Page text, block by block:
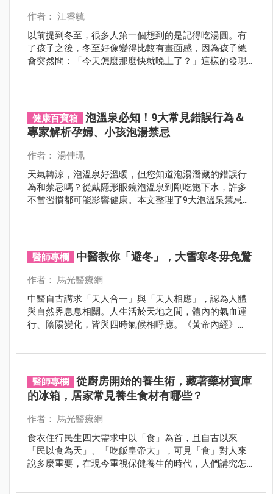
作者： 江睿毓
以前提到冬至，很多人第一個想到的是記得吃湯圓。有
了孩子之後，冬至好像變得比較有畫面感，因為孩子總
會突然問：「今天怎麼那麼快就晚上了？」這樣的發現
健康百寶箱
泡溫泉必知！9大常見錯誤行為＆
專家解析孕婦、小孩泡湯禁忌
作者： 湯佳珮
天氣轉涼，泡溫泉好溫暖，但您知道泡湯潛藏的錯誤行
為和禁忌嗎？從戴隱形眼鏡泡溫泉到剛吃飽下水，許多
不當習慣都可能影響健康。本文整理了9大泡溫泉禁忌，
醫師專欄 中醫教你「避冬」，大雪寒冬毋免驚
作者： 馬光醫療網
中醫自古講求「天人合一」與「天人相應」，認為人體
與自然界息息相關。人生活於天地之間，體內的氣血運
行、陰陽變化，皆與四時氣候相呼應。《黃帝內經》
醫師專欄
從廚房開始的養生術，藏著藥材寶庫
的冰箱，居家常見養生食材有哪些？
作者： 馬光醫療網
食衣住行民生四大需求中以「食」為首，且自古以來
「民以食為天」、「吃飯皇帝大」，可見「食」對人來
說多麼重要，在現今重視保健養生的時代，人們講究怎